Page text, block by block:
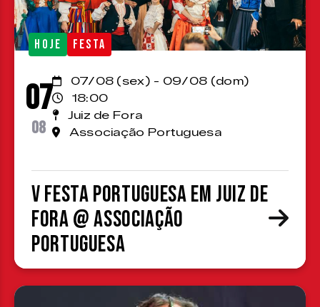
HOJE FESTA
07
08
07/08 (sex) - 09/08 (dom)
18:00
Juiz de Fora
Associação Portuguesa
V Festa Portuguesa em Juiz de
Fora @ Associação
Portuguesa